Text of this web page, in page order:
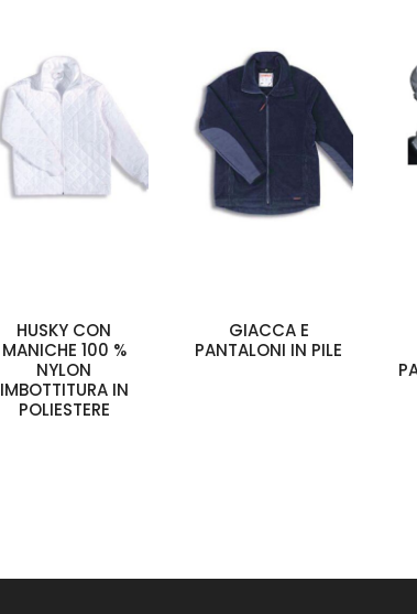
HUSKY CON
MANICHE 100 %
NYLON
IMBOTTITURA IN
POLIESTERE
GIACCA E
PANTALONI IN PILE